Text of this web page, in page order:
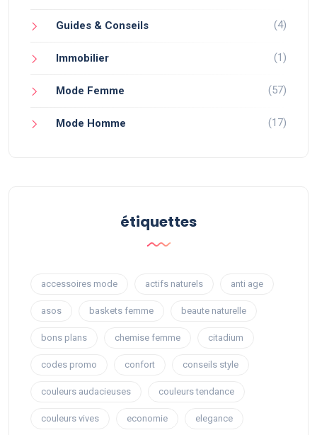
Guides & Conseils (4)
Immobilier (1)
Mode Femme (57)
Mode Homme (17)
étiquettes
accessoires mode actifs naturels anti age
asos baskets femme beaute naturelle
bons plans chemise femme citadium
codes promo confort conseils style
couleurs audacieuses couleurs tendance
couleurs vives economie elegance